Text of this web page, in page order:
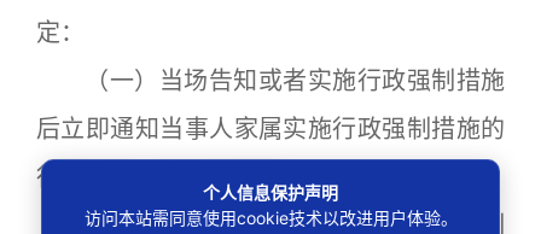
定：
（一）当场告知或者实施行政强制措施
后立即通知当事人家属实施行政强制措施的
行政机关、地点和期限；
（二）在紧急情况下当场实施行政强制
个人信息保护声明
访问本站需同意使用cookie技术以改进用户体验。